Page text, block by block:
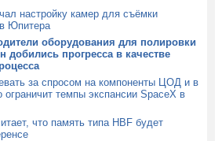
настройку камер для съёмки
Юпитера
оборудования для полировки
добились прогресса в качестве
за спросом на компоненты ЦОД и в
темпы экспансии SpaceX в
что память типа HBF будет